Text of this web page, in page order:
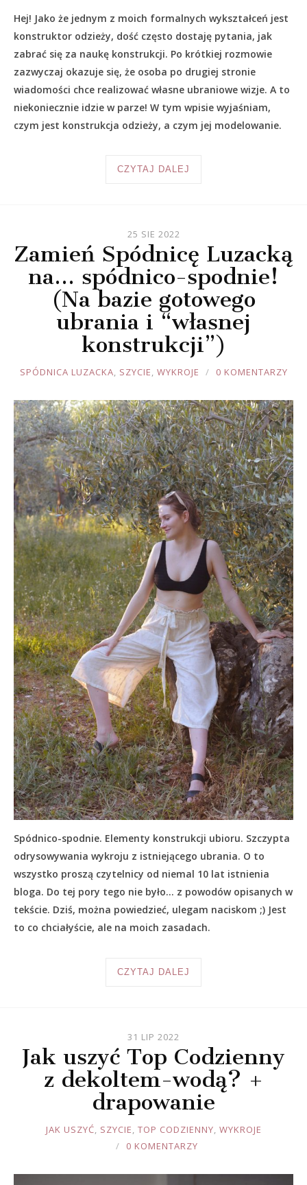
Hej! Jako że jednym z moich formalnych wykształceń jest
konstruktor odzieży, dość często dostaję pytania, jak
zabrać się za naukę konstrukcji. Po krótkiej rozmowie
zazwyczaj okazuje się, że osoba po drugiej stronie
wiadomości chce realizować własne ubraniowe wizje. A to
niekoniecznie idzie w parze! W tym wpisie wyjaśniam,
czym jest konstrukcja odzieży, a czym jej modelowanie.
CZYTAJ DALEJ
25 SIE 2022
Zamień Spódnicę Luzacką
na… spódnico-spodnie!
(Na bazie gotowego
ubrania i “własnej
konstrukcji”)
JOULE
SPÓDNICA LUZACKA, SZYCIE, WYKROJE 0 KOMENTARZY
Spódnico-spodnie. Elementy konstrukcji ubioru. Szczypta
odrysowywania wykroju z istniejącego ubrania. O to
wszystko proszą czytelnicy od niemal 10 lat istnienia
bloga. Do tej pory tego nie było… z powodów opisanych w
tekście. Dziś, można powiedzieć, ulegam naciskom ;) Jest
to co chciałyście, ale na moich zasadach.
CZYTAJ DALEJ
31 LIP 2022
Jak uszyć Top Codzienny
z dekoltem-wodą? +
drapowanie
JOULE
JAK USZYĆ, SZYCIE, TOP CODZIENNY, WYKROJE
0 KOMENTARZY